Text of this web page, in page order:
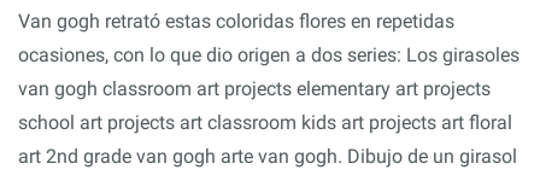
Van gogh retrató estas coloridas flores en repetidas
ocasiones, con lo que dio origen a dos series: Los girasoles
van gogh classroom art projects elementary art projects
school art projects art classroom kids art projects art floral
art 2nd grade van gogh arte van gogh. Dibujo de un girasol